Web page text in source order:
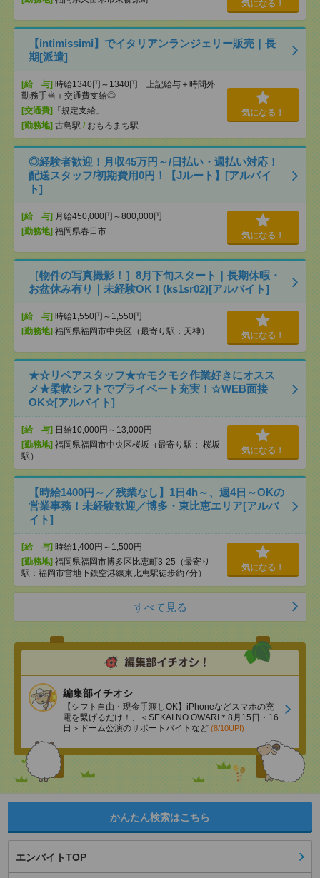
気になる！
【intimissimi】でイタリアンランジェリー販売｜長
期[派遣]
[給 与] 時給1340円～1340円 上記給与＋時間外
勤務手当＋交通費支給◎
[交通費]
「規定支給」
[勤務地] 古島駅 / おもろまち駅
気になる！
◎経験者歓迎！月収45万円～/日払い・週払い対応！
配送スタッフ/初期費用0円！【Jルート】[アルバイ
ト]
[給 与] 月給450,000円～800,000円
[勤務地] 福岡県春日市 気になる！
［物件の写真撮影！］8月下旬スタート｜長期休暇・
お盆休み有り｜未経験OK！(ks1sr02)[アルバイト]
[給 与] 時給1,550円～1,550円
[勤務地] 福岡県福岡市中央区（最寄り駅：天神） 気になる！
★☆リペアスタッフ★☆モクモク作業好きにオスス
メ★柔軟シフトでプライベート充実！☆WEB面接
OK☆[アルバイト]
[給 与] 日給10,000円～13,000円
[勤務地] 福岡県福岡市中央区桜坂（最寄り駅： 桜坂
駅）
気になる！
【時給1400円～／残業なし】1日4h～、週4日～OKの
営業事務！未経験歓迎／博多・東比恵エリア[アルバ
イト]
[給 与] 時給1,400円～1,500円
[勤務地] 福岡県福岡市博多区比恵町3-25（最寄り
駅：福岡市営地下鉄空港線東比恵駅徒歩約7分）
気になる！
すべて見る
編集部イチオシ
【シフト自由・現金手渡しOK】iPhoneなどスマホの充
電を繋げるだけ！、＜SEKAI NO OWARI＊8月15日・16
日＞ドーム公演のサポートバイトなど (8/10UP!)
かんたん検索はこちら
エンバイトTOP